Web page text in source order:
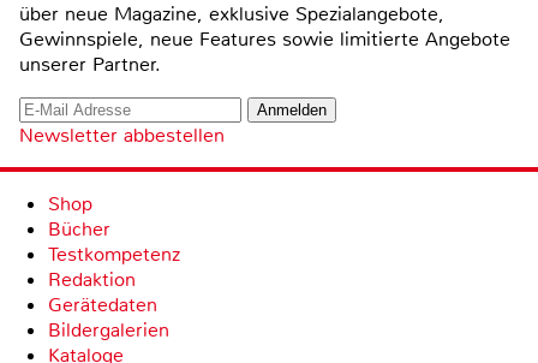
über neue Magazine, exklusive Spezialangebote,
Gewinnspiele, neue Features sowie limitierte Angebote
unserer Partner.
Newsletter abbestellen
Shop
Bücher
Testkompetenz
Redaktion
Gerätedaten
Bildergalerien
Kataloge